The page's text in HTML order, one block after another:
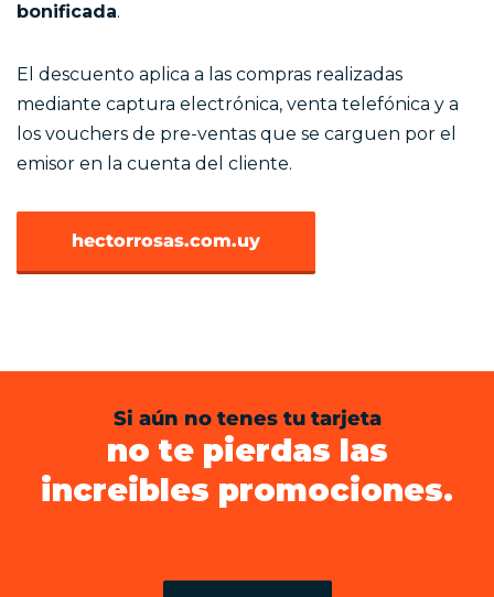
bonificada.
El descuento aplica a las compras realizadas
mediante captura electrónica, venta telefónica y a
los vouchers de pre-ventas que se carguen por el
emisor en la cuenta del cliente.
hectorrosas.com.uy
Si aún no tenes tu tarjeta
no te pierdas las
increibles promociones.